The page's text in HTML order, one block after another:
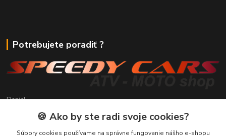
Potrebujete poradiť ?
Daniel
+421 911 391 398
(Po-Pia, 8.30-17.00 hod.)
🍪 Ako by ste radi svoje cookies?
Súbory cookies používame na správne fungovanie nášho e-shopu